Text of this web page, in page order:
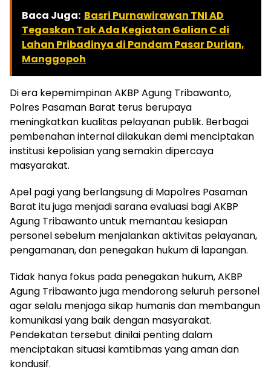
Baca Juga: Basri Purnawirawan TNI AD
Tegaskan Tak Ada Kegiatan Galian C di
Lahan Pribadinya di Pandam Pasar Durian,
Manggopoh
Di era kepemimpinan AKBP Agung Tribawanto,
Polres Pasaman Barat terus berupaya
meningkatkan kualitas pelayanan publik. Berbagai
pembenahan internal dilakukan demi menciptakan
institusi kepolisian yang semakin dipercaya
masyarakat.
Apel pagi yang berlangsung di Mapolres Pasaman
Barat itu juga menjadi sarana evaluasi bagi AKBP
Agung Tribawanto untuk memantau kesiapan
personel sebelum menjalankan aktivitas pelayanan,
pengamanan, dan penegakan hukum di lapangan.
Tidak hanya fokus pada penegakan hukum, AKBP
Agung Tribawanto juga mendorong seluruh personel
agar selalu menjaga sikap humanis dan membangun
komunikasi yang baik dengan masyarakat.
Pendekatan tersebut dinilai penting dalam
menciptakan situasi kamtibmas yang aman dan
kondusif.